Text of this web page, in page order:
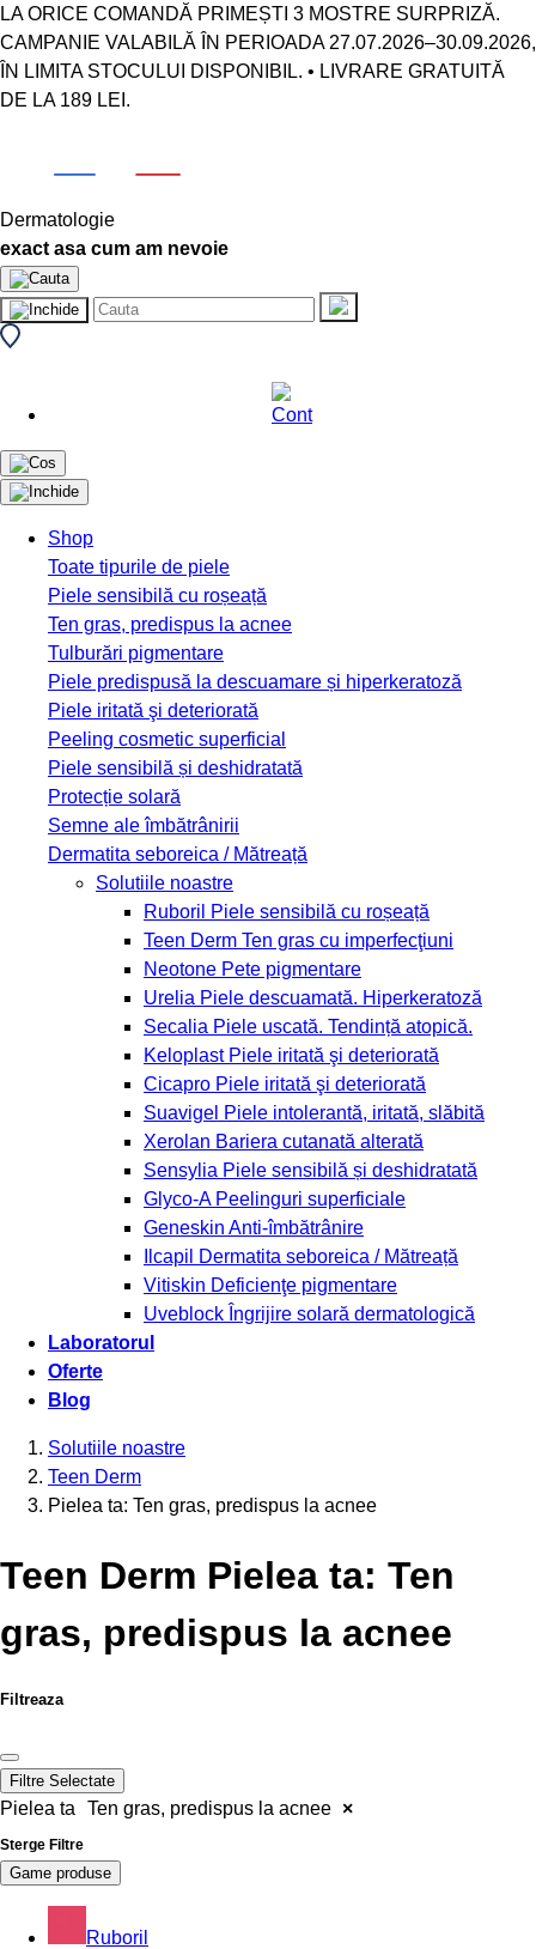
LA ORICE COMANDĂ PRIMEȘTI 3 MOSTRE SURPRIZĂ.
CAMPANIE VALABILĂ ÎN PERIOADA 27.07.2026–30.09.2026,
ÎN LIMITA STOCULUI DISPONIBIL. • LIVRARE GRATUITĂ
DE LA 189 LEI.
Dermatologie
exact asa cum am nevoie
Shop
Toate tipurile de piele
Piele sensibilă cu roșeață
Ten gras, predispus la acnee
Tulburări pigmentare
Piele predispusă la descuamare și hiperkeratoză
Piele iritată şi deteriorată
Peeling cosmetic superficial
Piele sensibilă și deshidratată
Protecție solară
Semne ale îmbătrânirii
Dermatita seboreica / Mătreață
Solutiile noastre
Ruboril
Piele sensibilă cu roșeață
Teen Derm Ten gras cu imperfecţiuni
Neotone Pete pigmentare
Urelia Piele descuamată. Hiperkeratoză
Secalia Piele uscată. Tendință atopică.
Keloplast Piele iritată şi deteriorată
Cicapro Piele iritată şi deteriorată
Suavigel Piele intolerantă, iritată, slăbită
Xerolan Bariera cutanată alterată
Sensylia Piele sensibilă și deshidratată
Glyco-A Peelinguri superficiale
Geneskin Anti-îmbătrânire
Ilcapil
Dermatita seboreica / Mătreață
Vitiskin Deficienţe pigmentare
Uveblock Îngrijire solară dermatologică
Laboratorul
Oferte
Blog
Solutiile noastre
Teen Derm
Pielea ta: Ten gras, predispus la acnee
Teen Derm Pielea ta: Ten
gras, predispus la acnee
Filtreaza
Filtre Selectate
Pielea ta Ten gras, predispus la acnee ×
Sterge Filtre
Game produse
Ruboril